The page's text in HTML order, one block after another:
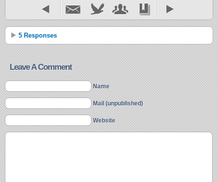
5 Responses
Leave A Comment
Name
Mail (unpublished)
Website